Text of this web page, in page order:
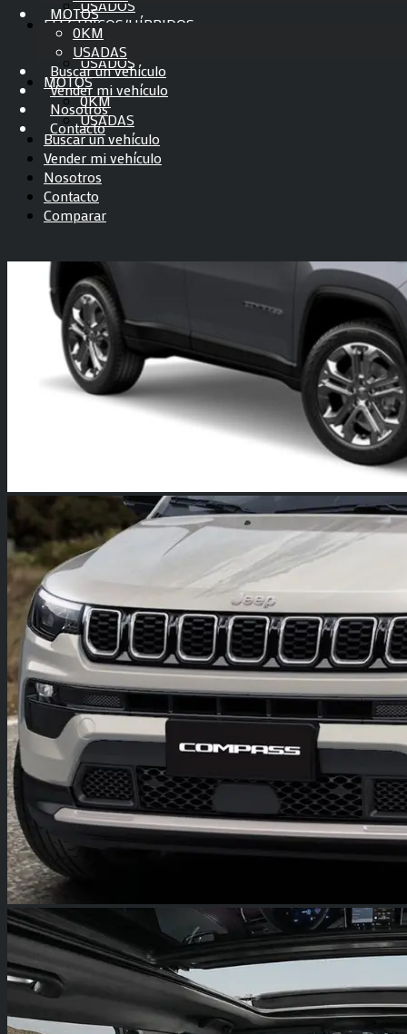
USADOS
ELÉCTRICOS/HÍBRIDOS
0KM
USADOS
MOTOS
0KM
USADAS
Buscar un vehículo
Vender mi vehículo
Nosotros
Contacto
Comparar
MOTOS
0KM
USADAS
Buscar un vehículo
Vender mi vehículo
Nosotros
Contacto
Mastodon
Email
Compartir